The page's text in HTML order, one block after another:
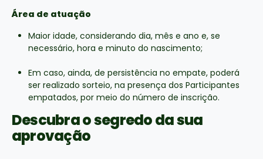
Área de atuação
Maior idade, considerando dia, mês e ano e, se
necessário, hora e minuto do nascimento;
Em caso, ainda, de persistência no empate, poderá
ser realizado sorteio, na presença dos Participantes
empatados, por meio do número de inscrição.
Descubra o segredo da sua
aprovação